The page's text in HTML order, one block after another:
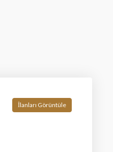
İlanları Görüntüle